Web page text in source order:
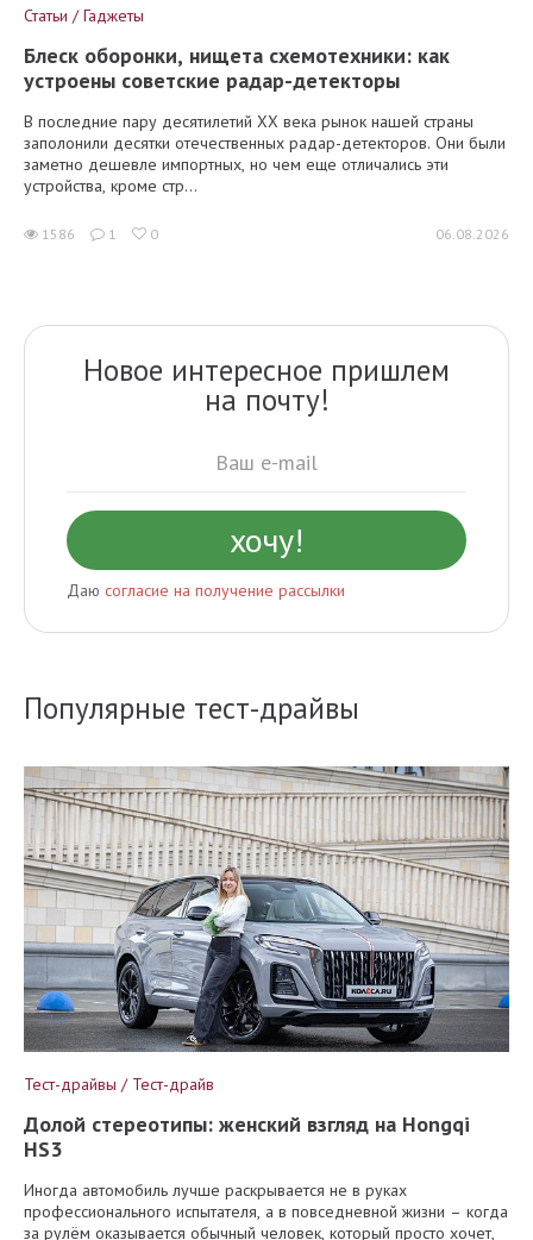
Статьи / Гаджеты
Блеск оборонки, нищета схемотехники: как
устроены советские радар-детекторы
В последние пару десятилетий XX века рынок нашей страны
заполонили десятки отечественных радар-детекторов. Они были
заметно дешевле импортных, но чем еще отличались эти
устройства, кроме стр...
1586 1 0 06.08.2026
Новое интересное пришлем
на почту!
Даю согласие на получение рассылки
Популярные тест-драйвы
Тест-драйвы / Тест-драйв
Долой стереотипы: женский взгляд на Hongqi
HS3
Иногда автомобиль лучше раскрывается не в руках
профессионального испытателя, а в повседневной жизни – когда
за рулём оказывается обычный человек, который просто хочет,